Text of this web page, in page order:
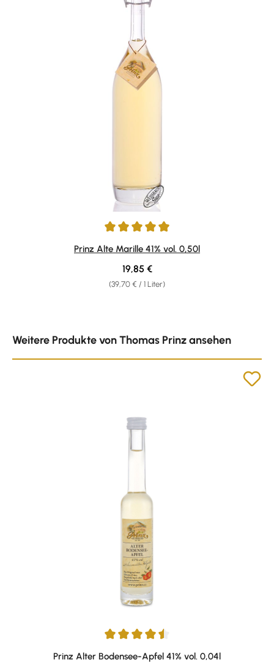
Durchschnittliche Bewertung von 4.96 von 5 Sternen
Prinz Alte Marille 41% vol. 0,50l
(39,70 € / 1 Liter)
Regulärer Preis:
19,85 €
Weitere Produkte von Thomas Prinz ansehen
Durchschnittliche Bewertung von 4.43 von 5 Sternen
Prinz Alter Bodensee-Apfel 41% vol. 0,04l